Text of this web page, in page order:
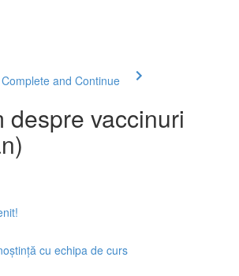
Complete and Continue
despre vaccinuri
cu echipa de curs